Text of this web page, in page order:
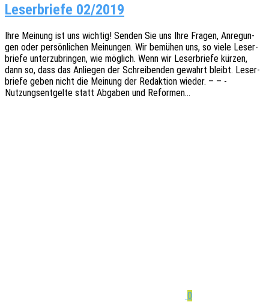
Leserbriefe 02/2019
Ihre Meinung ist uns wich­tig! Senden Sie uns Ihre Fragen, Anre­gun­
gen oder persön­li­chen Meinun­gen. Wir bemü­hen uns, so viele Leser­
brie­fe unter­zu­brin­gen, wie möglich. Wenn wir Leser­brie­fe kürzen,
dann so, dass das Anlie­gen der Schrei­ben­den gewahrt bleibt. Leser­
brie­fe geben nicht die Meinung der Redak­ti­on wieder. – – -
Nutzungs­ent­gel­te statt Abga­ben und Reformen…
0